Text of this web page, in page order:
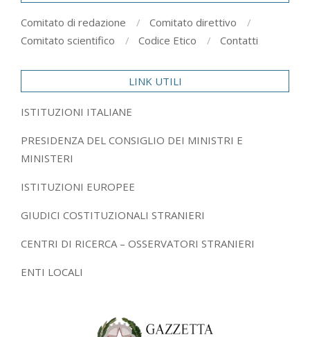
Comitato di redazione
Comitato direttivo
Comitato scientifico
Codice Etico Contatti
LINK UTILI
ISTITUZIONI ITALIANE
PRESIDENZA DEL CONSIGLIO DEI MINISTRI E
MINISTERI
ISTITUZIONI EUROPEE
GIUDICI COSTITUZIONALI STRANIERI
CENTRI DI RICERCA – OSSERVATORI STRANIERI
ENTI LOCALI